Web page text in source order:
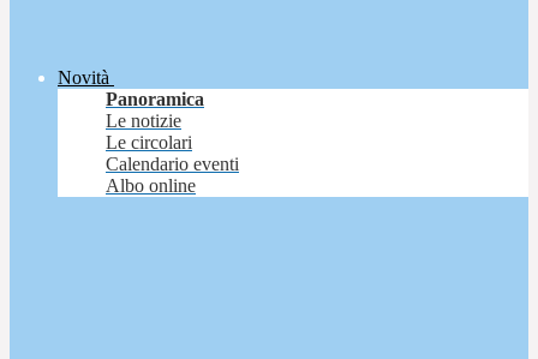
Novità
Panoramica
Le notizie
Le circolari
Calendario eventi
Albo online